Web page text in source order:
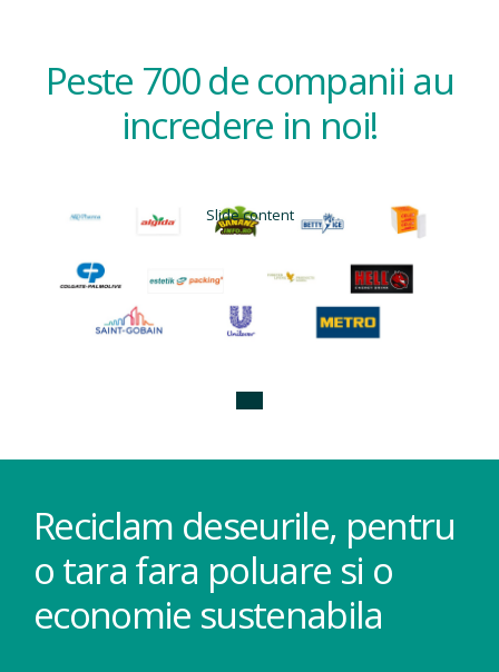
Peste 700 de companii au
incredere in noi!
Slide content
Reciclam deseurile, pentru
o tara fara poluare si o
economie sustenabila